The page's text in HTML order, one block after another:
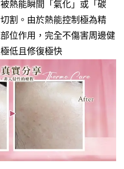
熱能瞬間「氣化」或「碳
割。由於熱能控制極為精
位作用，完全不傷害周邊健
低且修復極快